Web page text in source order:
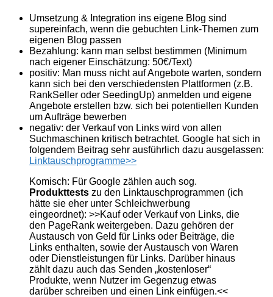
Umsetzung & Integration ins eigene Blog sind
supereinfach, wenn die gebuchten Link-Themen zum
eigenen Blog passen
Bezahlung: kann man selbst bestimmen (Minimum
nach eigener Einschätzung: 50€/Text)
positiv: Man muss nicht auf Angebote warten, sondern
kann sich bei den verschiedensten Plattformen (z.B.
RankSeller oder SeedingUp) anmelden und eigene
Angebote erstellen bzw. sich bei potentiellen Kunden
um Aufträge bewerben
negativ: der Verkauf von Links wird von allen
Suchmaschinen kritisch betrachtet. Google hat sich in
folgendem Beitrag sehr ausführlich dazu ausgelassen:
Linktauschprogramme>>
Komisch: Für Google zählen auch sog.
Produkttests zu den Linktauschprogrammen (ich
hätte sie eher unter Schleichwerbung
eingeordnet): >>Kauf oder Verkauf von Links, die
den PageRank weitergeben. Dazu gehören der
Austausch von Geld für Links oder Beiträge, die
Links enthalten, sowie der Austausch von Waren
oder Dienstleistungen für Links. Darüber hinaus
zählt dazu auch das Senden „kostenloser“
Produkte, wenn Nutzer im Gegenzug etwas
darüber schreiben und einen Link einfügen.<<